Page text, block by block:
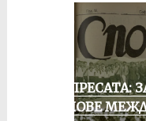
ОТ ПРЕСАТА:
МАЧОВЕ